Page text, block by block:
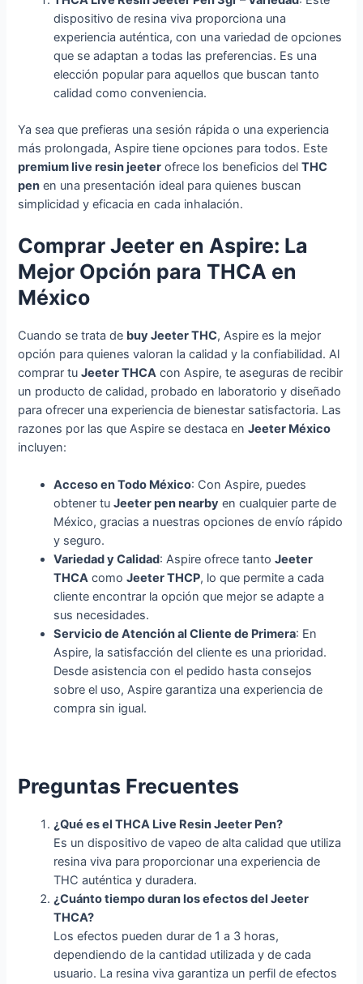
dispositivo de resina viva proporciona una
experiencia auténtica, con una variedad de opciones
que se adaptan a todas las preferencias. Es una
elección popular para aquellos que buscan tanto
calidad como conveniencia.
Ya sea que prefieras una sesión rápida o una experiencia
más prolongada, Aspire tiene opciones para todos. Este
premium live resin jeeter ofrece los beneficios delTHC
pen en una presentación ideal para quienes buscan
simplicidad y eficacia en cada inhalación.
Comprar Jeeter en Aspire: La
Mejor Opción para THCA en
México
Cuando se trata de buy Jeeter THC, Aspire es la mejor
opción para quienes valoran la calidad y la confiabilidad. Al
comprar tuJeeter THCA con Aspire, te aseguras de recibir
un producto de calidad, probado en laboratorio y diseñado
para ofrecer una experiencia de bienestar satisfactoria. Las
razones por las que Aspire se destaca enJeeter México
incluyen:
Acceso en Todo México: Con Aspire, puedes
obtener tuJeeter pen nearby en cualquier parte de
México, gracias a nuestras opciones de envío rápido
y seguro.
Variedad y Calidad: Aspire ofrece tantoJeeter
THCA comoJeeter THCP, lo que permite a cada
cliente encontrar la opción que mejor se adapte a
sus necesidades.
Servicio de Atención al Cliente de Primera: En
Aspire, la satisfacción del cliente es una prioridad.
Desde asistencia con el pedido hasta consejos
sobre el uso, Aspire garantiza una experiencia de
compra sin igual.
Preguntas Frecuentes
¿Qué es el THCA Live Resin Jeeter Pen?
Es un dispositivo de vapeo de alta calidad que utiliza
resina viva para proporcionar una experiencia de
THC auténtica y duradera.
¿Cuánto tiempo duran los efectos del Jeeter
THCA?
Los efectos pueden durar de 1 a 3 horas,
dependiendo de la cantidad utilizada y de cada
usuario. La resina viva garantiza un perfil de efectos